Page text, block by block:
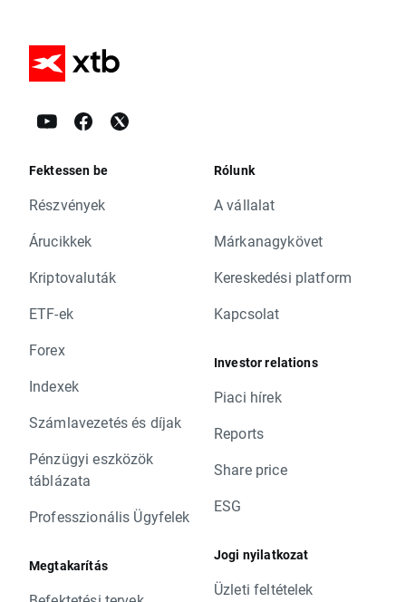
Fektessen be
Részvények
Árucikkek
Kriptovaluták
ETF-ek
Forex
Indexek
Számlavezetés és díjak
Pénzügyi eszközök
táblázata
Professzionális Ügyfelek
Megtakarítás
Rólunk
A vállalat
Márkanagykövet
Kereskedési platform
Kapcsolat
Investor relations
Piaci hírek
Reports
Share price
ESG
Jogi nyilatkozat
Üzleti feltételek